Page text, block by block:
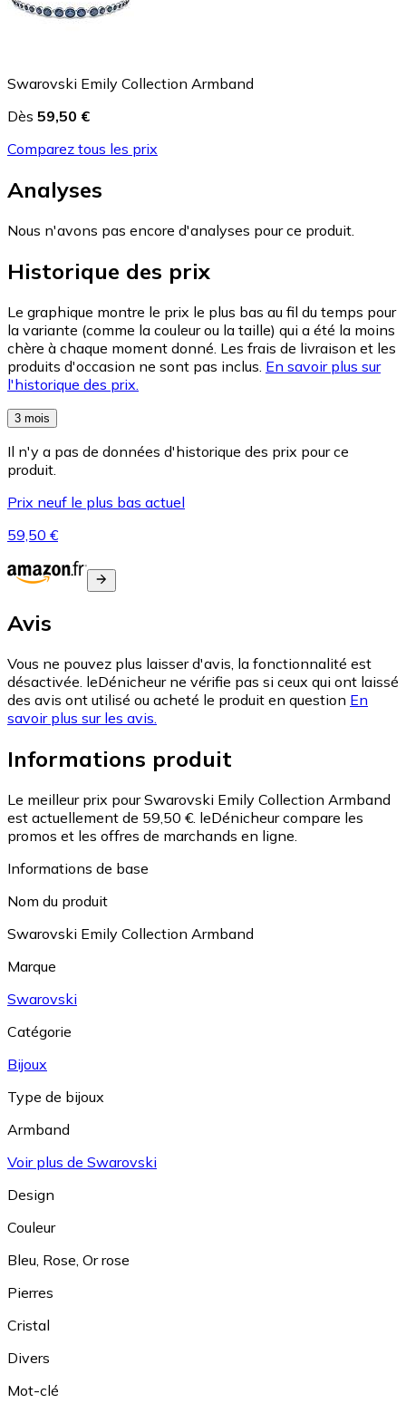
Swarovski Emily Collection Armband
Dès 59,50 €
Comparez tous les prix
Analyses
Nous n'avons pas encore d'analyses pour ce produit.
Historique des prix
Le graphique montre le prix le plus bas au fil du temps pour
la variante (comme la couleur ou la taille) qui a été la moins
chère à chaque moment donné. Les frais de livraison et les
produits d'occasion ne sont pas inclus. En savoir plus sur
l'historique des prix.
3 mois
Il n'y a pas de données d'historique des prix pour ce
produit.
Prix neuf le plus bas actuel
59,50 €
Avis
Vous ne pouvez plus laisser d'avis, la fonctionnalité est
désactivée. leDénicheur ne vérifie pas si ceux qui ont laissé
des avis ont utilisé ou acheté le produit en question En
savoir plus sur les avis.
Informations produit
Le meilleur prix pour Swarovski Emily Collection Armband
est actuellement de 59,50 €. leDénicheur compare les
promos et les offres de marchands en ligne.
Informations de base
Nom du produit
Swarovski Emily Collection Armband
Marque
Swarovski
Catégorie
Bijoux
Type de bijoux
Armband
Voir plus de Swarovski
Design
Couleur
Bleu, Rose, Or rose
Pierres
Cristal
Divers
Mot-clé